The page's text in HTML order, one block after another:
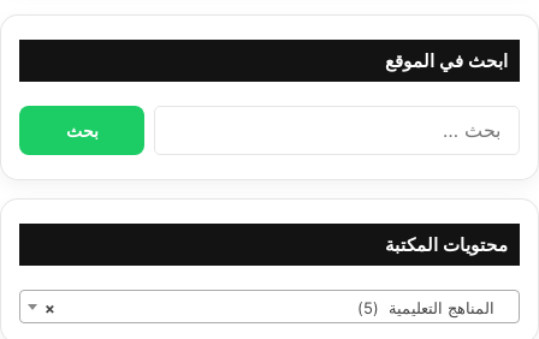
ابحث في الموقع
البحث
محتويات المكتبة
× المناهج التعليمية (5)